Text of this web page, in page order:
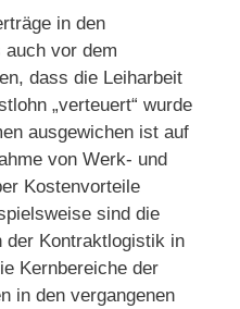
in den
auch vor dem
dass die Leiharbeit
„verteuert“ wurde
ausgewichen ist auf
von Werk- und
Kostenvorteile
sind die
der Kontraktlogistik in
Kernbereiche der
in den vergangenen